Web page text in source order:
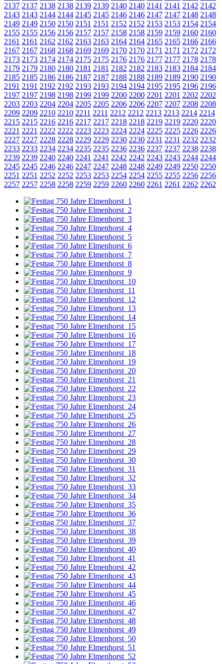
2137 2137 2138 2138 2139 2139 2140 2140 2141 2141 2142 2142
2143 2143 2144 2144 2145 2145 2146 2146 2147 2147 2148 2148
2149 2149 2150 2150 2151 2151 2152 2152 2153 2153 2154 2154
2155 2155 2156 2156 2157 2157 2158 2158 2159 2159 2160 2160
2161 2161 2162 2162 2163 2163 2164 2164 2165 2165 2166 2166
2167 2167 2168 2168 2169 2169 2170 2170 2171 2171 2172 2172
2173 2173 2174 2174 2175 2175 2176 2176 2177 2177 2178 2178
2179 2179 2180 2180 2181 2181 2182 2182 2183 2183 2184 2184
2185 2185 2186 2186 2187 2187 2188 2188 2189 2189 2190 2190
2191 2191 2192 2192 2193 2193 2194 2194 2195 2195 2196 2196
2197 2197 2198 2198 2199 2199 2200 2200 2201 2201 2202 2202
2203 2203 2204 2204 2205 2205 2206 2206 2207 2207 2208 2208
2209 2209 2210 2210 2211 2211 2212 2212 2213 2213 2214 2214
2215 2215 2216 2216 2217 2217 2218 2218 2219 2219 2220 2220
2221 2221 2222 2222 2223 2223 2224 2224 2225 2225 2226 2226
2227 2227 2228 2228 2229 2229 2230 2230 2231 2231 2232 2232
2233 2233 2234 2234 2235 2235 2236 2236 2237 2237 2238 2238
2239 2239 2240 2240 2241 2241 2242 2242 2243 2243 2244 2244
2245 2245 2246 2246 2247 2247 2248 2248 2249 2249 2250 2250
2251 2251 2252 2252 2253 2253 2254 2254 2255 2255 2256 2256
2257 2257 2258 2258 2259 2259 2260 2260 2261 2261 2262 2262